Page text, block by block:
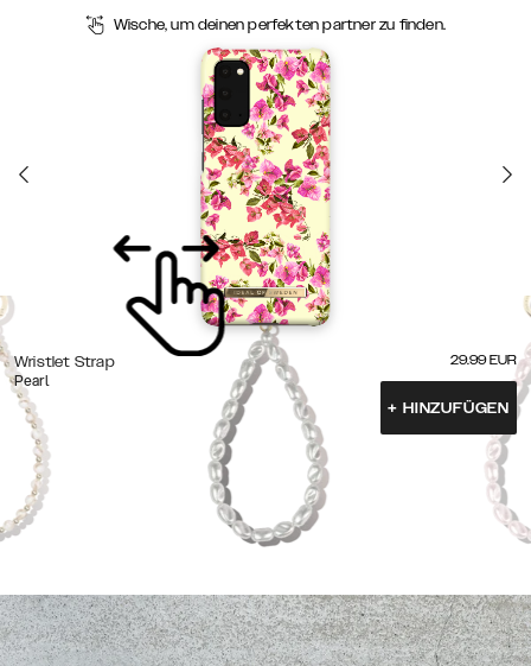
Wische, um deinen perfekten partner zu finden.
Wristlet Strap
Pearl
29.99 EUR
+ HINZUFÜGEN